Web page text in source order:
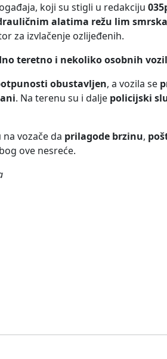
koji su stigli u redakciju
alatima režu lim
za izvlačenje ozlijeđenih.
teretno i nekoliko osobnih
obustavljen, a vozila se
. Na terenu su i dalje policijski
vozače da prilagode brzinu,
ove nesreće.